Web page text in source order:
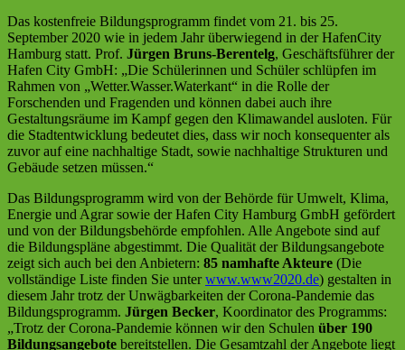
Das kostenfreie Bildungsprogramm findet vom 21. bis 25.
September 2020 wie in jedem Jahr überwiegend in der HafenCity
Hamburg statt. Prof. Jürgen Bruns-Berentelg, Geschäftsführer der
Hafen City GmbH: „Die Schülerinnen und Schüler schlüpfen im
Rahmen von „Wetter.Wasser.Waterkant“ in die Rolle der
Forschenden und Fragenden und können dabei auch ihre
Gestaltungsräume im Kampf gegen den Klimawandel ausloten. Für
die Stadtentwicklung bedeutet dies, dass wir noch konsequenter als
zuvor auf eine nachhaltige Stadt, sowie nachhaltige Strukturen und
Gebäude setzen müssen.“
Das Bildungsprogramm wird von der Behörde für Umwelt, Klima,
Energie und Agrar sowie der Hafen City Hamburg GmbH gefördert
und von der Bildungsbehörde empfohlen. Alle Angebote sind auf
die Bildungspläne abgestimmt. Die Qualität der Bildungsangebote
zeigt sich auch bei den Anbietern: 85 namhafte Akteure (Die
vollständige Liste finden Sie unterwww.www2020.de) gestalten in
diesem Jahr trotz der Unwägbarkeiten der Corona-Pandemie das
Bildungsprogramm. Jürgen Becker, Koordinator des Programms:
„Trotz der Corona-Pandemie können wir den Schulen über 190
Bildungsangebote bereitstellen. Die Gesamtzahl der Angebote liegt